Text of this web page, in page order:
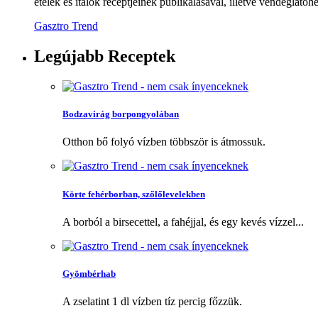
Gasztro Trend
Legújabb Receptek
Bodzavirág borpongyolában
Otthon bő folyó vízben többször is átmossuk.
Körte fehérborban, szőlőlevelekben
A borból a birsecettel, a fahéjjal, és egy kevés vízzel...
Gyömbérhab
A zselatint 1 dl vízben tíz percig főzzük.